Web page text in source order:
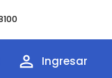
Ingresar